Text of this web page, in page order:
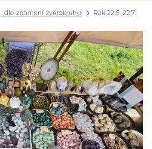
...dle znamení zvěrokruhu Rak 22.6.-22.7.